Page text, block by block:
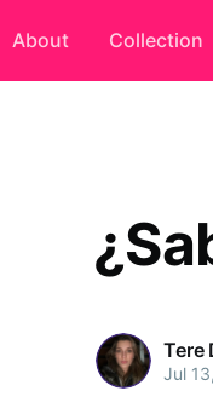
About Collection
Tere
Jul